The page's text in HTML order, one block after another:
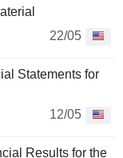
22/05
Statements for
12/05
Results for the